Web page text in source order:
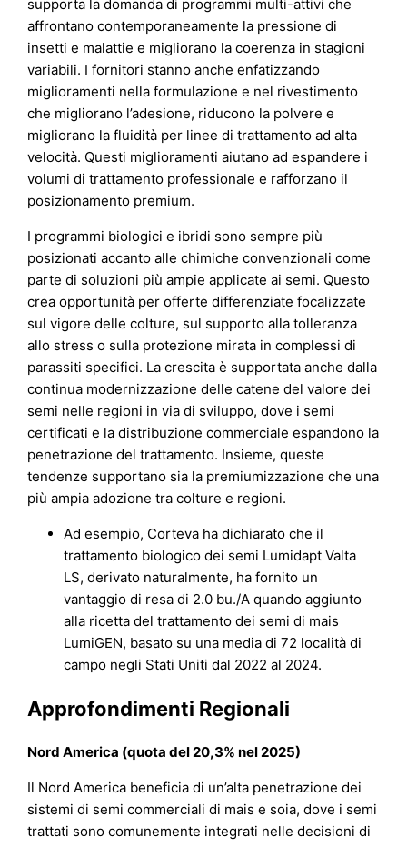
supporta la domanda di programmi multi-attivi che
affrontano contemporaneamente la pressione di
insetti e malattie e migliorano la coerenza in stagioni
variabili. I fornitori stanno anche enfatizzando
miglioramenti nella formulazione e nel rivestimento
che migliorano l’adesione, riducono la polvere e
migliorano la fluidità per linee di trattamento ad alta
velocità. Questi miglioramenti aiutano ad espandere i
volumi di trattamento professionale e rafforzano il
posizionamento premium.
I programmi biologici e ibridi sono sempre più
posizionati accanto alle chimiche convenzionali come
parte di soluzioni più ampie applicate ai semi. Questo
crea opportunità per offerte differenziate focalizzate
sul vigore delle colture, sul supporto alla tolleranza
allo stress o sulla protezione mirata in complessi di
parassiti specifici. La crescita è supportata anche dalla
continua modernizzazione delle catene del valore dei
semi nelle regioni in via di sviluppo, dove i semi
certificati e la distribuzione commerciale espandono la
penetrazione del trattamento. Insieme, queste
tendenze supportano sia la premiumizzazione che una
più ampia adozione tra colture e regioni.
Ad esempio, Corteva ha dichiarato che il
trattamento biologico dei semi Lumidapt Valta
LS, derivato naturalmente, ha fornito un
vantaggio di resa di 2.0 bu./A quando aggiunto
alla ricetta del trattamento dei semi di mais
LumiGEN, basato su una media di 72 località di
campo negli Stati Uniti dal 2022 al 2024.
Approfondimenti Regionali
Nord America (quota del 20,3% nel 2025)
Il Nord America beneficia di un’alta penetrazione dei
sistemi di semi commerciali di mais e soia, dove i semi
trattati sono comunemente integrati nelle decisioni di